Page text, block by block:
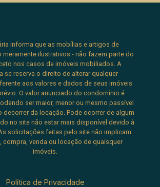
informa que as mobílias e artigos de
meramente ilustrativos - não fazem parte do
nos casos de imóveis mobiliados. A
se reserva o direito de alterar qualquer
aos valores e dados de seus imóveis
O valor anunciado do condomínio é
ser maior, menor ou mesmo passível
decorrer da locação. Pode ocorrer de algum
no site não estar mais disponível devido à
solicitações feitas pelo site não implicam
compra, venda ou locação de quaisquer
imóveis.
Política de Privacidade